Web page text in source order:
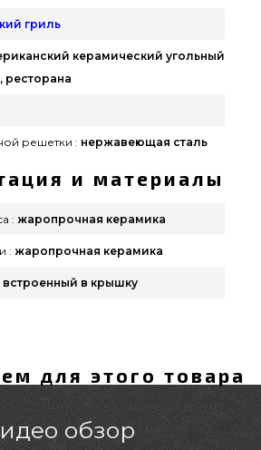
гриль
керамический угольный
ресторана
решетки : нержавеющая сталь
и материалы
: жаропрочная керамика
: жаропрочная керамика
встроенный в крышку
для этого товара
обзор